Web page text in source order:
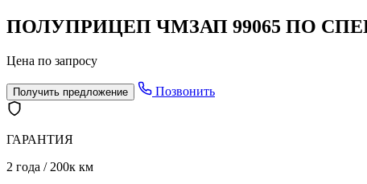
ПОЛУПРИЦЕП ЧМЗАП 99065 ПО
Цена по запросу
Получить предложение Позвонить
ГАРАНТИЯ
2 года / 200к км